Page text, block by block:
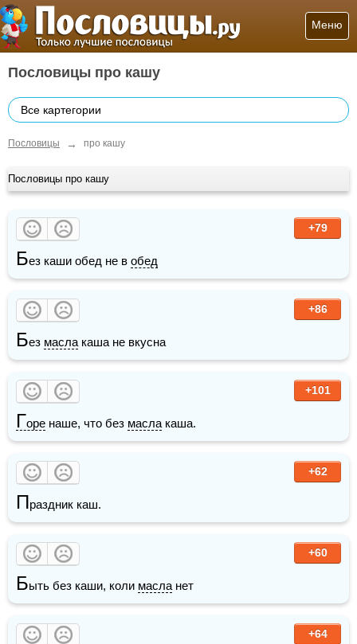
Меню
Пословицы про кашу
Все картегории
Пословицы → про кашу
Пословицы про кашу
+79
Без каши обед не в обед
+86
Без масла каша не вкусна
+101
Горе наше, что без масла каша.
+62
Праздник каш.
+60
Быть без каши, коли масла нет
+64